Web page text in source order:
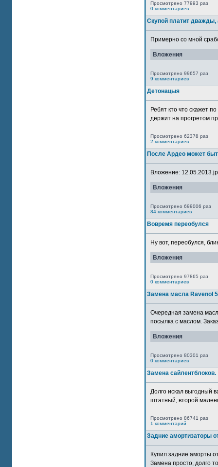
Просмотрено 77993 раз
0 комментариев
Скупой платит
Примерно со мной
Вложения
Просмотрено 99657 раз
9 комментариев
Детонацыя
Ребят кто что скажет
держит на прогретом
Просмотрено 62378 раз
2 комментариев
После Ардео может
Вложение:
Вложения
Просмотрено 699006 раз
84 комментариев
Вовремя переобулся
Ну вот, переобулся,
Вложения
Просмотрено 97865 раз
0 комментариев
Замена масла Ravenol
Очередная замена
посылка с маслом.
Вложения
Просмотрено 80301 раз
0 комментариев
Замена сайлентблоков.
Долго искал выгодный
штатный, второй
Просмотрено 86741 раз
1 комментарий
Задние амортизаторы
Купил задние аморты
Замена просто, долго